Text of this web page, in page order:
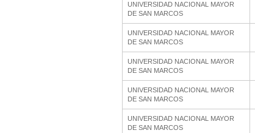
UNIVERSIDAD NACIONAL MAYOR
DE SAN MARCOS
UNIVERSIDAD NACIONAL MAYOR
DE SAN MARCOS
UNIVERSIDAD NACIONAL MAYOR
DE SAN MARCOS
UNIVERSIDAD NACIONAL MAYOR
DE SAN MARCOS
UNIVERSIDAD NACIONAL MAYOR
DE SAN MARCOS